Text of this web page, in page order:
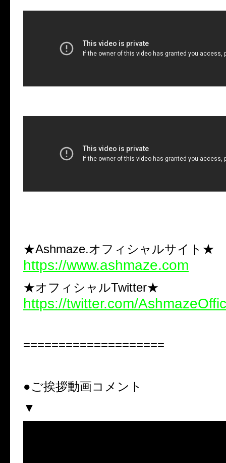
★Ashmaze.オフィシャルサイト★
https://www.ashmaze.com
★オフィシャルTwitter★
https://twitter.com/
====================
●ご挨拶動画コメント
▼